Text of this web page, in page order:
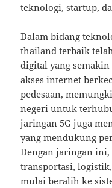
teknologi, startup,
Dalam bidang
thailand terbaik
digital yang
akses internet
pedesaan,
negeri untuk
jaringan 5G juga
yang mendukung
Dengan jaringan
transportasi,
mulai beralih ke